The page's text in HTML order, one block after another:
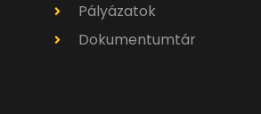
Pályázatok
Dokumentumtár